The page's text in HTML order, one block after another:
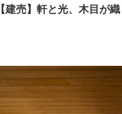
【建売】軒と光、木目が